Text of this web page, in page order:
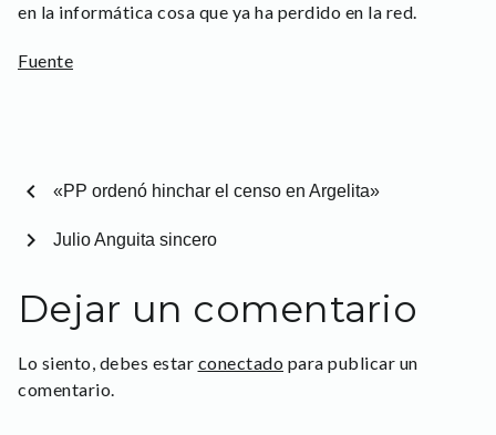
en la informática cosa que ya ha perdido en la red.
Fuente
chevron_left «PP ordenó hinchar el censo en Argelita»
Julio Anguita sincero
chevron_right
Dejar un comentario
Lo siento, debes estar conectado para publicar un
comentario.